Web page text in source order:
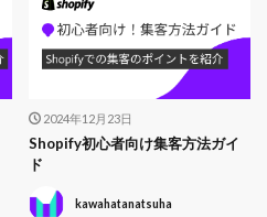
2024年12月23日
Shopify初心者向け集客方法ガイ
ド
kawahatanatsuha